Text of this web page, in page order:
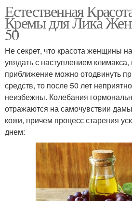
Естественная
Кремы для Лика
50
Не секрет, что красота женщины
увядать с наступлением климакса,
приближение можно отодвинуть
средств, то после 50 лет
неизбежны. Колебания
отражаются на самочувствии
кожи, причем процесс старения
днем: